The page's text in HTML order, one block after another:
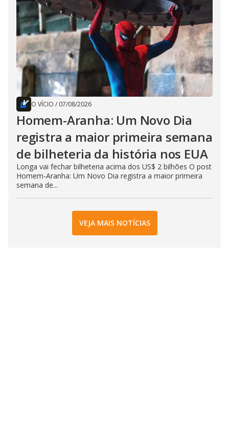
O VÍCIO / 07/08/2026
Homem-Aranha: Um Novo Dia
registra a maior primeira semana
de bilheteria da história nos EUA
Longa vai fechar bilheteria acima dos US$ 2 bilhões O post
Homem-Aranha: Um Novo Dia registra a maior primeira
semana de...
VEJA MAIS NOTÍCIAS